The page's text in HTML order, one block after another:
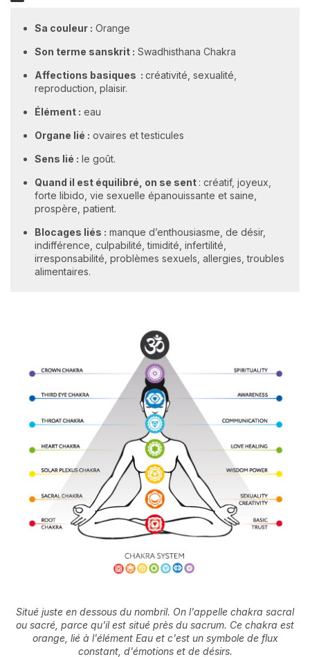
Sa couleur : Orange
Son terme sanskrit : Swadhisthana Chakra
Affections basiques : créativité, sexualité,
reproduction, plaisir.
Élément : eau
Organe lié : ovaires et testicules
Sens lié : le goût.
Quand il est équilibré, on se sent : créatif, joyeux,
forte libido, vie sexuelle épanouissante et saine,
prospère, patient.
Blocages liés : manque d’enthousiasme, de désir,
indifférence, culpabilité, timidité, infertilité,
irresponsabilité, problèmes sexuels, allergies, troubles
alimentaires.
Situé juste en dessous du nombril. On l'appelle chakra sacral
ou sacré, parce qu'il est situé près du sacrum. Ce chakra est
orange, lié à l'élément Eau et c'est un symbole de flux
constant, d'émotions et de désirs.